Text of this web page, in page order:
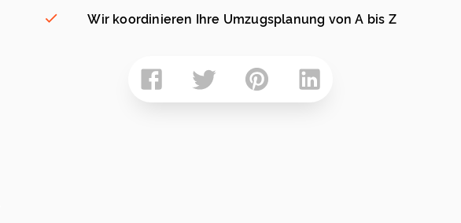
Wir koordinieren Ihre Umzugsplanung von A bis Z